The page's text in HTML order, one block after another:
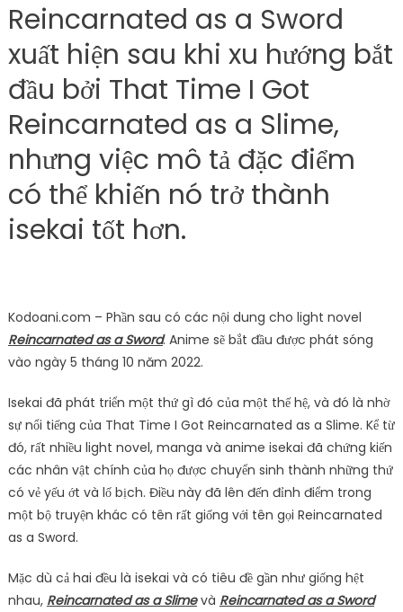
Reincarnated as a Sword
xuất hiện sau khi xu hướng bắt
đầu bởi That Time I Got
Reincarnated as a Slime,
nhưng việc mô tả đặc điểm
có thể khiến nó trở thành
isekai tốt hơn.
Kodoani.com – Phần sau có các nội dung cho light novel
Reincarnated as a Sword. Anime sẽ bắt đầu được phát sóng
vào ngày 5 tháng 10 năm 2022.
Isekai đã phát triển một thứ gì đó của một thế hệ, và đó là nhờ
sự nổi tiếng của That Time I Got Reincarnated as a Slime. Kể từ
đó, rất nhiều light novel, manga và anime isekai đã chứng kiến
​​các nhân vật chính của họ được chuyển sinh thành những thứ
có vẻ yếu ớt và lố bịch. Điều này đã lên đến đỉnh điểm trong
một bộ truyện khác có tên rất giống với tên gọi Reincarnated
as a Sword.
Mặc dù cả hai đều là isekai và có tiêu đề gần như giống hệt
nhau, Reincarnated as a Slimevà Reincarnated as a Sword